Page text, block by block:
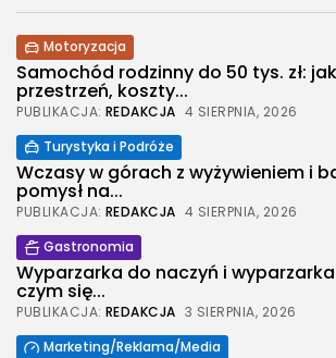
Motoryzacja
Samochód rodzinny do 50 tys. zł:
przestrzeń, koszty...
PUBLIKACJA: REDAKCJA 4 SIERPNIA, 2026
Turystyka i Podróże
Wczasy w górach z wyżywieniem i
pomysł na...
PUBLIKACJA: REDAKCJA 4 SIERPNIA, 2026
Gastronomia
Wyparzarka do naczyń i
czym się...
PUBLIKACJA: REDAKCJA 3 SIERPNIA, 2026
Marketing/Reklama/Media